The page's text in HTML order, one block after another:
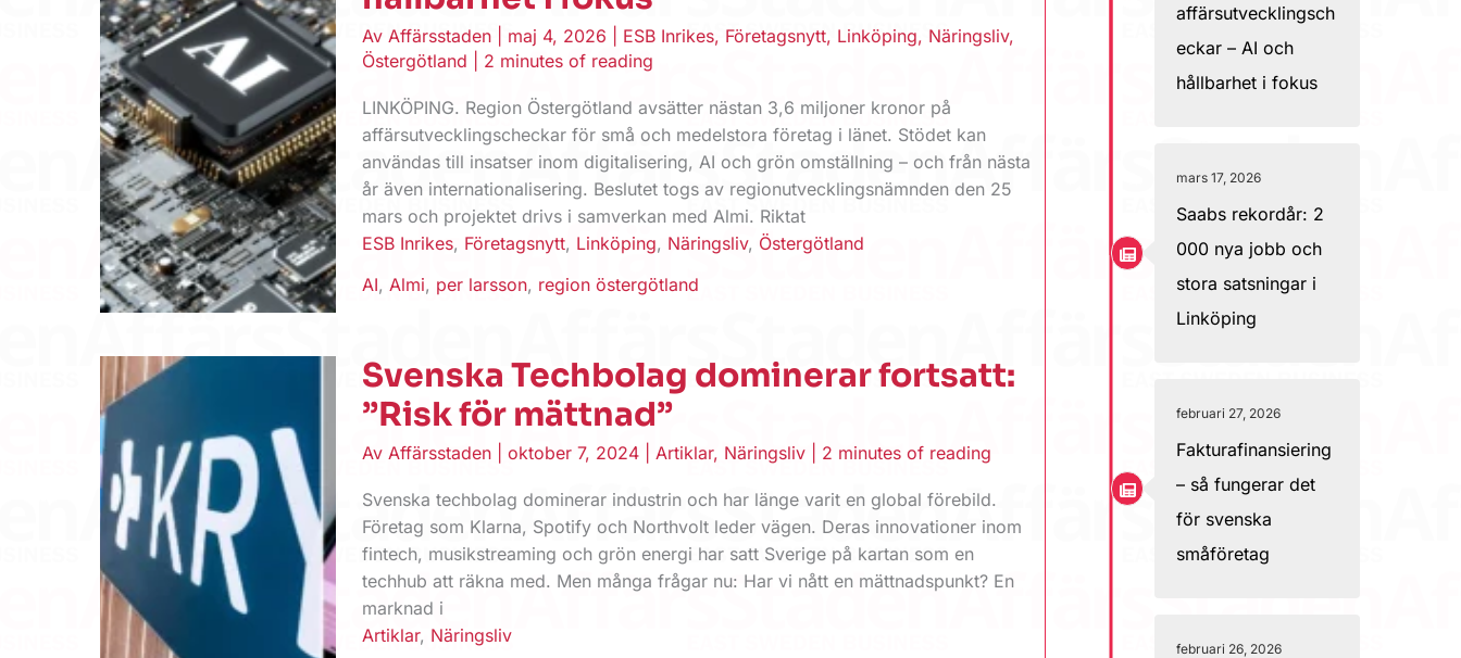
AvAffärsstaden maj 4, 2026 ESB Inrikes, Företagsnytt, Linköping, Näringsliv,
Östergötland
2 minutes of reading
LINKÖPING. Region Östergötland avsätter nästan 3,6 miljoner kronor på
affärsutvecklingscheckar för små och medelstora företag i länet. Stödet kan
användas till insatser inom digitalisering, AI och grön omställning – och från nästa
år även internationalisering. Beslutet togs av regionutvecklingsnämnden den 25
mars och projektet drivs i samverkan med Almi. Riktat
ESB Inrikes, Företagsnytt, Linköping, Näringsliv, Östergötland
AI, Almi, per larsson, region östergötland
Svenska Techbolag dominerar fortsatt:
”Risk för mättnad”
Av Affärsstaden |oktober 7, 2024 Artiklar, Näringsliv 2 minutes of reading
Svenska techbolag dominerar industrin och har länge varit en global förebild.
Företag som Klarna, Spotify och Northvolt leder vägen. Deras innovationer inom
fintech, musikstreaming och grön energi har satt Sverige på kartan som en
techhub att räkna med. Men många frågar nu: Har vi nått en mättnadspunkt? En
marknad i
Artiklar, Näringsliv
affärsutvecklingsch
eckar – AI och
hållbarhet i fokus
mars 17, 2026
Saabs rekordår: 2
000 nya jobb och
stora satsningar i
Linköping
februari 27, 2026
Fakturafinansiering
– så fungerar det
för svenska
småföretag
februari 26, 2026